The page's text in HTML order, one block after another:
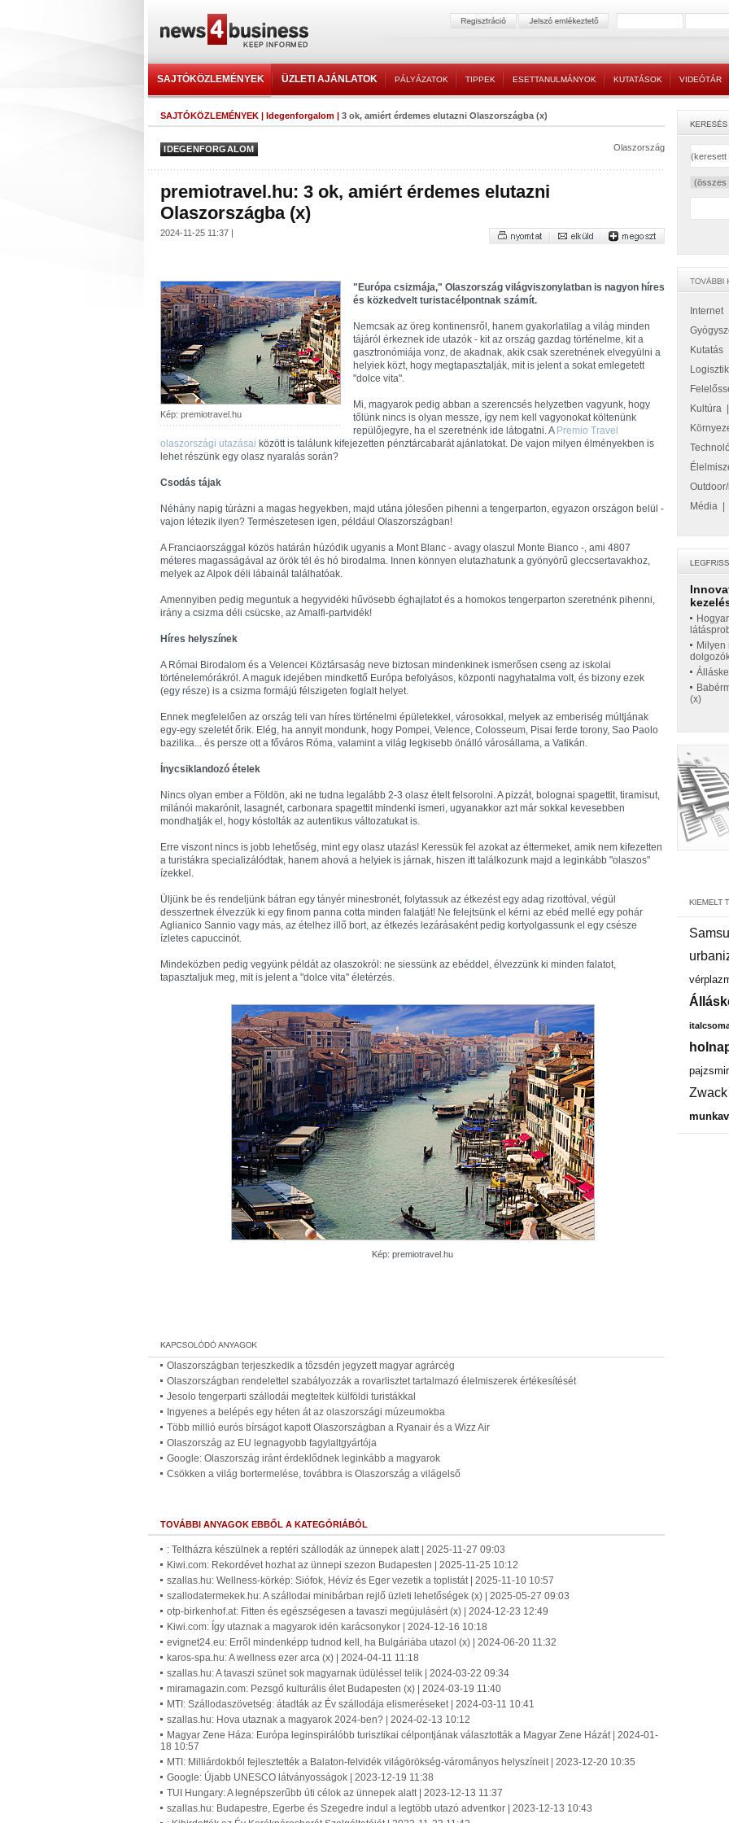
SAJTÓKÖZLEMÉNYEK ÜZLETI AJÁNLATOK PÁLYÁZATOK TIPPEK ESETTANULMÁNYOK KUTATÁSOK VIDEÓTÁR
SAJTÓKÖZLEMÉNYEK | Idegenforgalom | 3 ok, amiért érdemes elutazni Olaszországba (x)
IDEGENFORGALOM Olaszország
premiotravel.hu: 3 ok, amiért érdemes elutazni
Olaszországba (x)
2024-11-25 11:37 |
Kép: premiotravel.hu
"Európa csizmája," Olaszország világviszonylatban is nagyon híres
és közkedvelt turistacélpontnak számít.
Nemcsak az öreg kontinensről, hanem gyakorlatilag a világ minden
tájáról érkeznek ide utazók - kit az ország gazdag történelme, kit a
gasztronómiája vonz, de akadnak, akik csak szeretnének elvegyülni a
helyiek közt, hogy megtapasztalják, mit is jelent a sokat emlegetett
"dolce vita".
Mi, magyarok pedig abban a szerencsés helyzetben vagyunk, hogy
tőlünk nincs is olyan messze, így nem kell vagyonokat költenünk
repülőjegyre, ha el szeretnénk ide látogatni. A Premio Travel
olaszországi utazásai között is találunk kifejezetten pénztárcabarát ajánlatokat. De vajon milyen élményekben is
lehet részünk egy olasz nyaralás során?
Csodás tájak
Néhány napig túrázni a magas hegyekben, majd utána jólesően pihenni a tengerparton, egyazon országon belül -
vajon létezik ilyen? Természetesen igen, például Olaszországban!
A Franciaországgal közös határán húzódik ugyanis a Mont Blanc - avagy olaszul Monte Bianco -, ami 4807
méteres magasságával az örök tél és hó birodalma. Innen könnyen elutazhatunk a gyönyörű gleccsertavakhoz,
melyek az Alpok déli lábainál találhatóak.
Amennyiben pedig meguntuk a hegyvidéki hűvösebb éghajlatot és a homokos tengerparton szeretnénk pihenni,
irány a csizma déli csücske, az Amalfi-partvidék!
Híres helyszínek
A Római Birodalom és a Velencei Köztársaság neve biztosan mindenkinek ismerősen cseng az iskolai
történelemórákról. A maguk idejében mindkettő Európa befolyásos, központi nagyhatalma volt, és bizony ezek
(egy része) is a csizma formájú félszigeten foglalt helyet.
Ennek megfelelően az ország teli van híres történelmi épületekkel, városokkal, melyek az emberiség múltjának
egy-egy szeletét őrik. Elég, ha annyit mondunk, hogy Pompei, Velence, Colosseum, Pisai ferde torony, Sao Paolo
bazilika... és persze ott a főváros Róma, valamint a világ legkisebb önálló városállama, a Vatikán.
Ínycsiklandozó ételek
Nincs olyan ember a Földön, aki ne tudna legalább 2-3 olasz ételt felsorolni. A pizzát, bolognai spagettit, tiramisut,
milánói makarónit, lasagnét, carbonara spagettit mindenki ismeri, ugyanakkor azt már sokkal kevesebben
mondhatják el, hogy kóstolták az autentikus változatukat is.
Erre viszont nincs is jobb lehetőség, mint egy olasz utazás! Keressük fel azokat az éttermeket, amik nem kifezetten
a turistákra specializálódtak, hanem ahová a helyiek is járnak, hiszen itt találkozunk majd a leginkább "olaszos"
ízekkel.
Üljünk be és rendeljünk bátran egy tányér minestronét, folytassuk az étkezést egy adag rizottóval, végül
desszertnek élvezzük ki egy finom panna cotta minden falatját! Ne felejtsünk el kérni az ebéd mellé egy pohár
Aglianico Sannio vagy más, az ételhez illő bort, az étkezés lezárásaként pedig kortyolgassunk el egy csésze
ízletes capuccinót.
Mindeközben pedig vegyünk példát az olaszokról: ne siessünk az ebéddel, élvezzünk ki minden falatot,
tapasztaljuk meg, mit is jelent a "dolce vita" életérzés.
Kép: premiotravel.hu
Olaszországban terjeszkedik a tőzsdén jegyzett magyar agrárcég
Olaszországban rendelettel szabályozzák a rovarlisztet tartalmazó élelmiszerek értékesítését
Jesolo tengerparti szállodái megteltek külföldi turistákkal
Ingyenes a belépés egy héten át az olaszországi múzeumokba
Több millió eurós bírságot kapott Olaszországban a Ryanair és a Wizz Air
Olaszország az EU legnagyobb fagylaltgyártója
Google: Olaszország iránt érdeklődnek leginkább a magyarok
Csökken a világ bortermelése, továbbra is Olaszország a világelső
TOVÁBBI ANYAGOK EBBŐL A KATEGÓRIÁBÓL
: Teltházra készülnek a reptéri szállodák az ünnepek alatt | 2025-11-27 09:03
Kiwi.com: Rekordévet hozhat az ünnepi szezon Budapesten | 2025-11-25 10:12
szallas.hu: Wellness-körkép: Siófok, Hévíz és Eger vezetik a toplistát | 2025-11-10 10:57
szallodatermekek.hu: A szállodai minibárban rejlő üzleti lehetőségek (x) | 2025-05-27 09:03
otp-birkenhof.at: Fitten és egészségesen a tavaszi megújulásért (x) | 2024-12-23 12:49
Kiwi.com: Így utaznak a magyarok idén karácsonykor | 2024-12-16 10:18
evignet24.eu: Erről mindenképp tudnod kell, ha Bulgáriába utazol (x) | 2024-06-20 11:32
karos-spa.hu: A wellness ezer arca (x) | 2024-04-11 11:18
szallas.hu: A tavaszi szünet sok magyarnak üdüléssel telik | 2024-03-22 09:34
miramagazin.com: Pezsgő kulturális élet Budapesten (x) | 2024-03-19 11:40
MTI: Szállodaszövetség: átadták az Év szállodája elismeréseket | 2024-03-11 10:41
szallas.hu: Hova utaznak a magyarok 2024-ben? | 2024-02-13 10:12
Magyar Zene Háza: Európa leginspirálóbb turisztikai célpontjának választották a Magyar Zene Házát | 2024-01-
18 10:57
MTI: Milliárdokból fejlesztették a Balaton-felvidék világörökség-várományos helyszíneit | 2023-12-20 10:35
Google: Újabb UNESCO látványosságok | 2023-12-19 11:38
TUI Hungary: A legnépszerűbb úti célok az ünnepek alatt | 2023-12-13 11:37
szallas.hu: Budapestre, Egerbe és Szegedre indul a legtöbb utazó adventkor | 2023-12-13 10:43
Internet|
Kutatás
Kultúra
Média
Milyen
(x)
Zwack